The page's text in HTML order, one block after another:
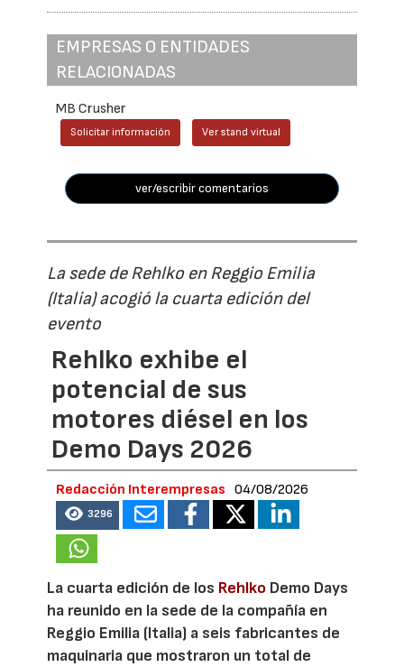
EMPRESAS O ENTIDADES
RELACIONADAS
MB Crusher
Solicitar información Ver stand virtual
ver/escribir comentarios
La sede de Rehlko en Reggio Emilia
(Italia) acogió la cuarta edición del
evento
Rehlko exhibe el
potencial de sus
motores diésel en los
Demo Days 2026
Redacción Interempresas 04/08/2026
3296
La cuarta edición de los Rehlko Demo Days
ha reunido en la sede de la compañía en
Reggio Emilia (Italia) a seis fabricantes de
maquinaria que mostraron un total de